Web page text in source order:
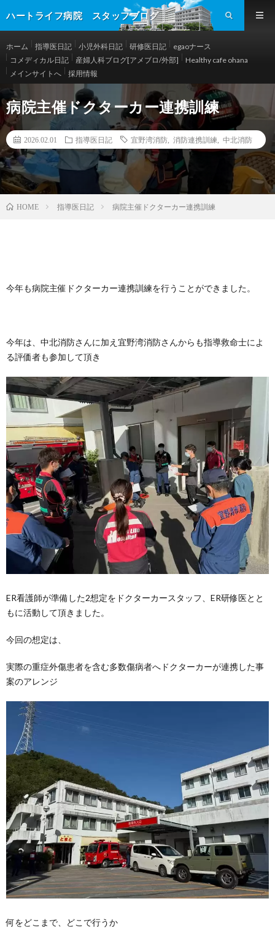
ハートライフ病院 スタッフブログ
ホーム 指導医日記 小児外科日記 研修医日記
egaoナース
コメディカル日記
産婦人科ブログ[アメブロ/外部]
Healthy cafe ohana
メインサイトへ
採用情報
病院主催ドクターカー連携訓練
2026.02.01 指導医日記 宜野湾消防 消防連携訓練 中北消防
HOME 指導医日記 病院主催ドクターカー連携訓練
今年も病院主催ドクターカー連携訓練を行うことができました。
今年は、中北消防さんに加え宜野湾消防さんからも指導救命士によ
る評価者も参加して頂き
ER看護師が準備した2想定をドクターカースタッフ、ER研修医とと
もに活動して頂きました。
今回の想定は、
実際の重症外傷患者を含む多数傷病者へドクターカーが連携した事
案のアレンジ
何をどこまで、どこで行うか